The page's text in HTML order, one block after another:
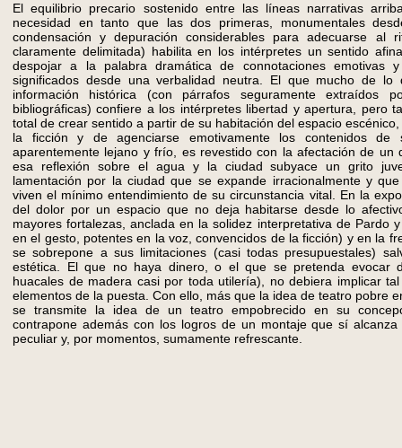
El equilibrio precario sostenido entre las líneas narrativas
necesidad en tanto que las dos primeras, monumentales
condensación y depuración considerables para adecuarse al
claramente delimitada) habilita en los intérpretes un sentido
despojar a la palabra dramática de connotaciones emotivas
significados desde una verbalidad neutra. El que mucho de lo
información histórica (con párrafos seguramente extraídos
bibliográficas) confiere a los intérpretes libertad y apertura, pero
total de crear sentido a partir de su habitación del espacio
la ficción y de agenciarse emotivamente los contenidos
aparentemente lejano y frío, es revestido con la afectación de un
esa reflexión sobre el agua y la ciudad subyace un grito
lamentación por la ciudad que se expande irracionalmente y
viven el mínimo entendimiento de su circunstancia vital. En la
del dolor por un espacio que no deja habitarse desde lo
mayores fortalezas, anclada en la solidez interpretativa de Pardo
en el gesto, potentes en la voz, convencidos de la ficción) y en la
se sobrepone a sus limitaciones (casi todas presupuestales)
estética. El que no haya dinero, o el que se pretenda evocar
huacales de madera casi por toda utilería), no debiera implicar
elementos de la puesta. Con ello, más que la idea de teatro pobre
se transmite la idea de un teatro empobrecido en su
contrapone además con los logros de un montaje que sí
peculiar y, por momentos, sumamente refrescante.